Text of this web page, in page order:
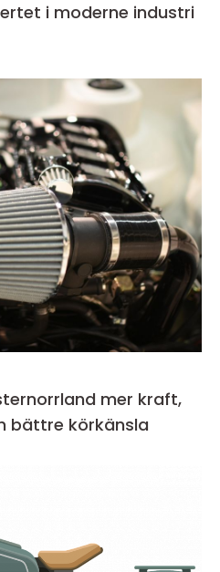
mer kraft,
bättre körkänsla